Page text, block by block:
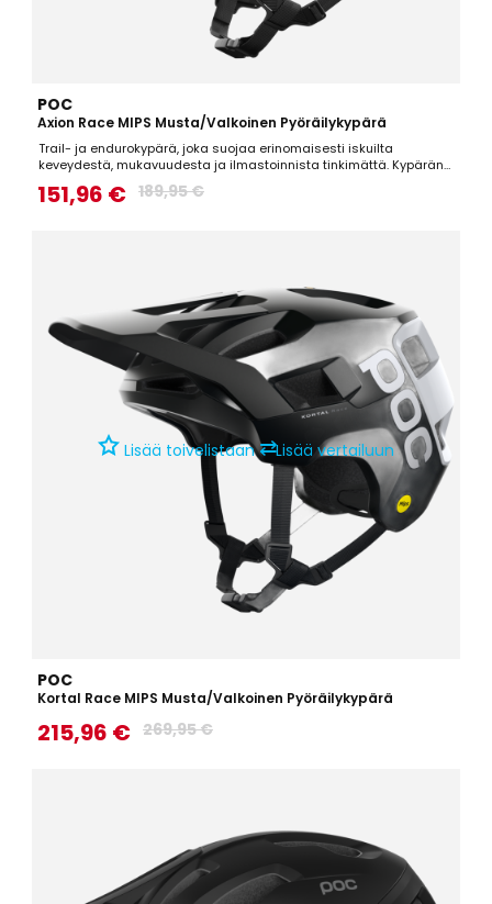
POC
Axion Race MIPS Musta/Valkoinen Pyöräilykypärä
Trail- ja endurokypärä, joka suojaa erinomaisesti iskuilta
keveydestä, mukavuudesta ja ilmastoinnista tinkimättä. Kypärän
saa säädettyä tarkasti istumaan käyttäjänsä päähän, joka
parantaa mukavuutta sekä istuvuutta.Tekniset tiedot:PC-kuori, joka
151,96 € 189,95 €
Lisää toivelistaan⇄Lisää vertailuun
POC
Kortal Race MIPS Musta/Valkoinen Pyöräilykypärä
215,96 € 269,95 €